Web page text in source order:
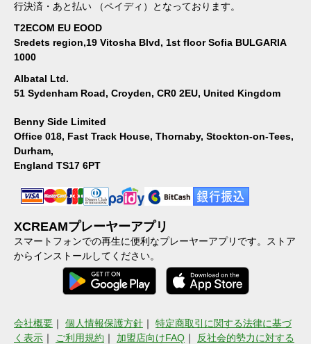
行決済・あと払い （ペイディ）となっております。
T2ECOM EU EOOD
Sredets region,19 Vitosha Blvd, 1st floor Sofia BULGARIA
1000
Albatal Ltd.
51 Sydenham Road, Croyden, CR0 2EU, United Kingdom
Benny Side Limited
Office 018, Fast Track House, Thornaby, Stockton-on-Tees,
Durham,
England TS17 6PT
XCREAMプレーヤーアプリ
スマートフォンでの再生に便利なプレーヤーアプリです。ストア
からインストールしてください。
会社概要 ｜ 個人情報保護方針 ｜ 特定商取引に関する法律に基づ
く表示 ｜ ご利用規約 ｜ 加盟店向けFAQ ｜ 反社会的勢力に対する